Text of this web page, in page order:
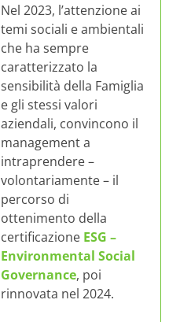
Nel 2023, l’attenzione ai
temi sociali e ambientali
che ha sempre
caratterizzato la
sensibilità della Famiglia
e gli stessi valori
aziendali, convincono il
management a
intraprendere –
volontariamente – il
percorso di
ottenimento della
certificazione ESG –
Environmental Social
Governance, poi
rinnovata nel 2024.